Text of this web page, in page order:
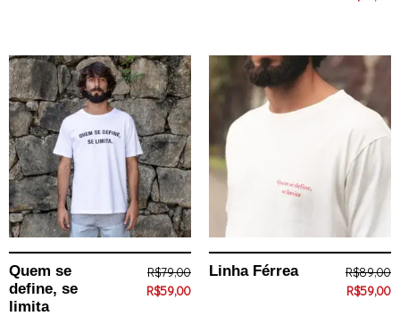
Quem se
define, se
limita
R$79,00
R$59,00
Linha Férrea R$89,00
R$59,00